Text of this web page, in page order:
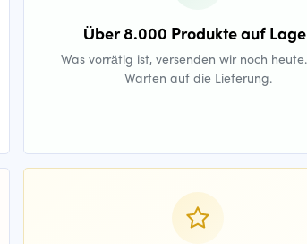
Über 8.000 Produkte auf
Was vorrätig ist, versenden wir noch
Warten auf die Lieferung.